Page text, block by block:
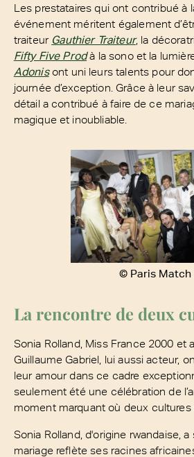
Les prestataires qui ont contribué à
événement méritent également
traiteur Gauthier Traiteur, la
Fifty Five Prodà la sono et la
Adonis ont uni leurs talents pour
journée d’exception. Grâce à leur
détail a contribué à faire de ce
magique et inoubliable.
© Paris Match
La rencontre de deux
Sonia Rolland, Miss France 2000 et
Guillaume Gabriel, lui aussi acteur,
leur amour dans ce cadre
seulement été une célébration de
moment marquant où deux cultures
Sonia Rolland, d'origine rwandaise,
mariage reflète ses racines